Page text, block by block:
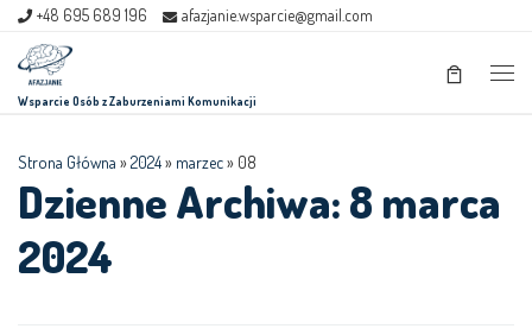
+48 695 689 196 afazjanie.wsparcie@gmail.com
Wsparcie Osób z Zaburzeniami Komunikacji
Strona Główna » 2024» marzec» 08
Dzienne Archiwa:8 marca
2024